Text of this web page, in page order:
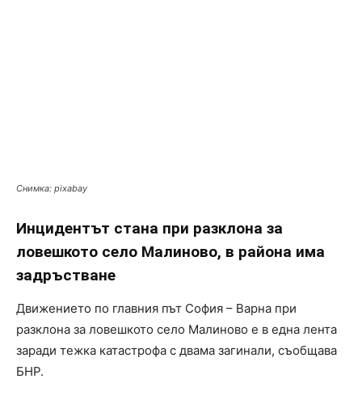
Снимка: pixabay
Инцидентът стана при разклона за
ловешкото село Малиново, в района има
задръстване
Движението по главния път София – Варна при
разклона за ловешкото село Малиново е в една лента
заради тежка катастрофа с двама загинали, съобщава
БНР.